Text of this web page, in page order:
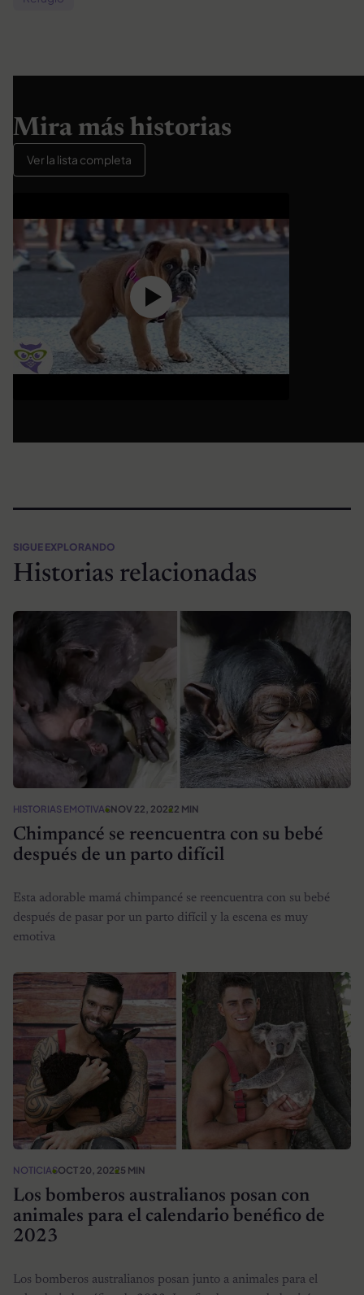
Mira más historias
Ver la lista completa
SIGUE EXPLORANDO
Historias relacionadas
HISTORIAS EMOTIVASNOV 22, 20222 MIN
Chimpancé se reencuentra con su bebé
después de un parto difícil
Esta adorable mamá chimpancé se reencuentra con su bebé
después de pasar por un parto difícil y la escena es muy
emotiva
NOTICIASOCT 20, 20225 MIN
Los bomberos australianos posan con
animales para el calendario benéfico de
2023
Los bomberos australianos posan junto a animales para el